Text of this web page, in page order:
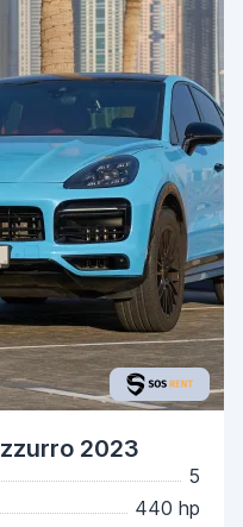
2023
5
440 hp